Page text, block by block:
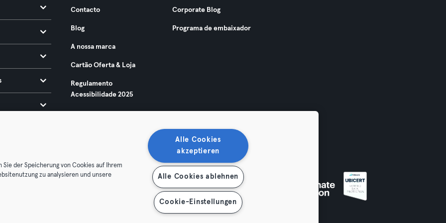
Contacto
Blog
A nossa marca
Cartão Oferta & Loja
Regulamento
Acessibilidade 2025
Corporate Blog
Programa de embaixador
Rescindir contratos aqui
der Speicherung von Cookies auf Ihrem
zu analysieren und unsere
Alle Cookies
akzeptieren
Alle Cookies ablehnen
Cookie-Einstellungen